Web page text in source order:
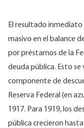
El resultado
masivo en el balance
por préstamos de la
deuda pública. Esto
componente de
Reserva Federal (en
1917. Para 1919, los
pública crecieron